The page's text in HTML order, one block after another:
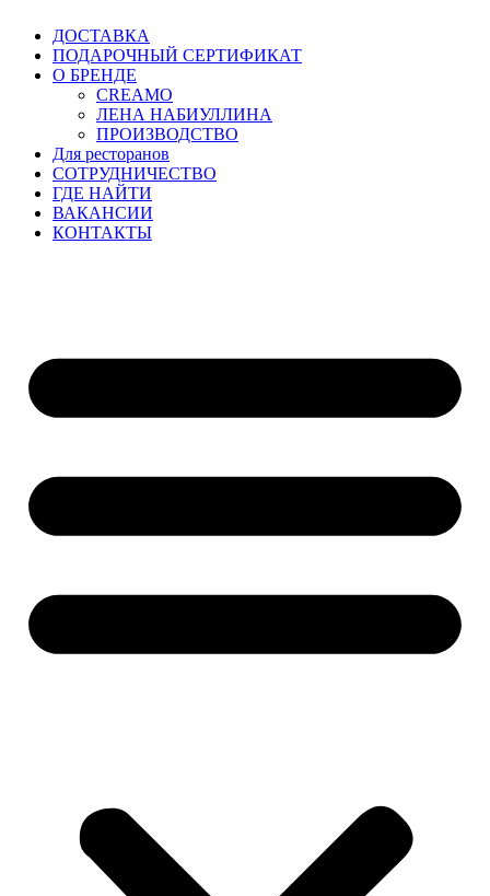
содержимому
ДОСТАВКА
ПОДАРОЧНЫЙ СЕРТИФИКАТ
О БРЕНДЕ
CREAMO
ЛЕНА НАБИУЛЛИНА
ПРОИЗВОДСТВО
Для ресторанов
CОТРУДНИЧЕСТВО
ГДЕ НАЙТИ
ВАКАНСИИ
КОНТАКТЫ